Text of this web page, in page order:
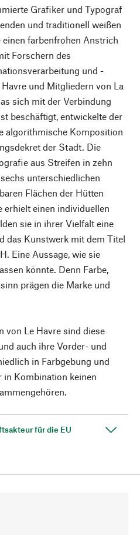
Grafiker und Typograf
und traditionell weißen
farbenfrohen Anstrich
Forschern des
und -
und Mitgliedern von La
sich mit der Verbindung
beschäftigt, entwickelte der
algorithmische Komposition
der Stadt. Die
aus Streifen in zehn
unterschiedlichen
Flächen der Hütten
erhielt einen individuellen
sie in ihrer Vielfalt eine
das Kunstwerk mit dem Titel
Eine Aussage, wie sie
könnte. Denn Farbe,
prägen die Marke und
von Le Havre sind diese
auch ihre Vorder- und
in Farbgebung und
in Kombination keinen
für die EU